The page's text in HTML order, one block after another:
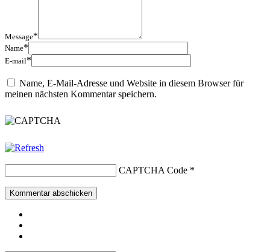
Message*
Name*
E-mail*
Name, E-Mail-Adresse und Website in diesem Browser für
meinen nächsten Kommentar speichern.
CAPTCHA Code *